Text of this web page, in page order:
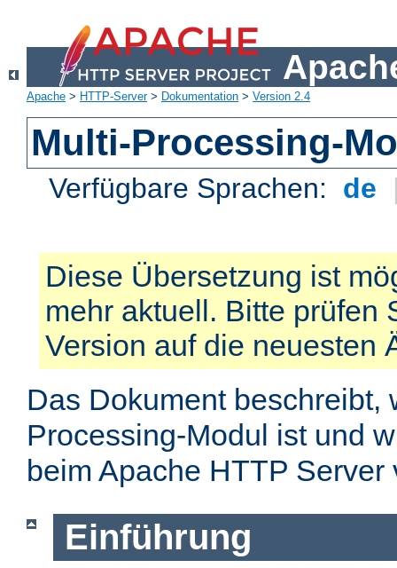
Apache > HTTP-Server> Dokumentation > Version 2.4
Multi-Processing-
Verfügbare Sprachen: de
Diese Übersetzung ist
mehr aktuell. Bitte prüfen
Version auf die neuesten
Das Dokument beschreibt,
Processing-Modul ist und
beim Apache HTTP
Einführung